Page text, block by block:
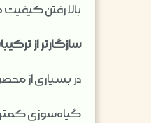
بالا رفتن
سازگارتر از
در بسیاری از
گیاه‌سوزی